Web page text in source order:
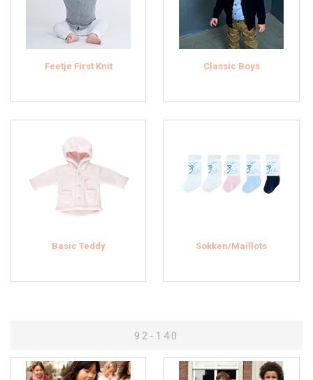
Feetje First Knit Classic Boys
Basic Teddy Sokken/Maillots
92-140